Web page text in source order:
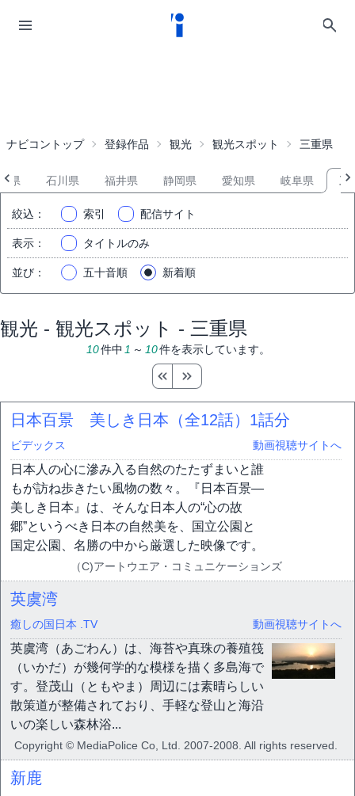
ナビコントップ 登録作品 観光 観光スポット 三重県
県 石川県 福井県 静岡県 愛知県 岐阜県 三
絞込 ： 索引 配信サイト
表示 ： タイトルのみ
並び ： 五十音順 新着順
観光 - 観光スポット - 三重県
10件中 1 ～ 10件を表示しています。
日本百景 美しき日本（全12話） 1話分
ビデックス 動画視聴サイトへ
日本人の心に滲み入る自然のたたずまいと誰
もが訪ね歩きたい風物の数々。『日本百景―
美しき日本』は、そんな日本人の“心の故
郷”というべき日本の自然美を、国立公園と
国定公園、名勝の中から厳選した映像です。
（C)アートウエア・コミュニケーションズ
英虞湾
癒しの国日本 .TV 動画視聴サイトへ
英虞湾（あごわん）は、海苔や真珠の養殖筏
（いかだ）が幾何学的な模様を描く多島海で
す。登茂山（ともやま）周辺には素晴らしい
散策道が整備されており、手軽な登山と海沿
いの楽しい森林浴...
Copyright © MediaPolice Co, Ltd. 2007-2008. All rights reserved.
新鹿